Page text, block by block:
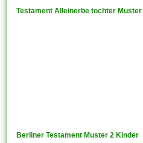
Testament Alleinerbe tochter Muster
Berliner Testament Muster 2 Kinder